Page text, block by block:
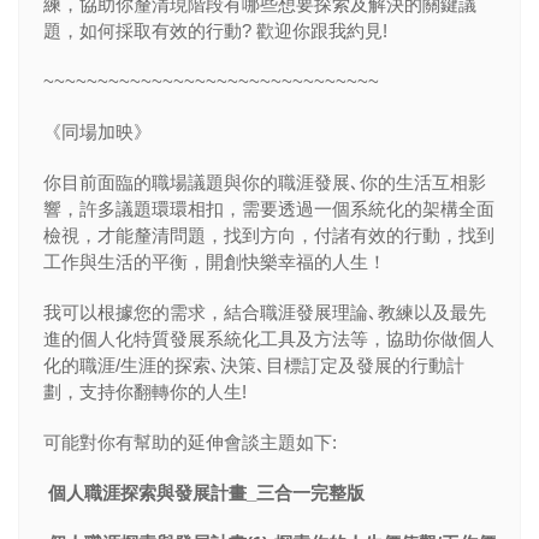
題，如何採取有效的行動? 歡迎你跟我約見!
~~~~~~~~~~~~~~~~~~~~~~~~~~~~~~~
《同場加映》
你目前面臨的職場議題與你的職涯發展､你的生活互相影
響，許多議題環環相扣，需要透過一個系統化的架構全面
檢視，才能釐清問題，找到方向，付諸有效的行動，找到
工作與生活的平衡，開創快樂幸福的人生！
我可以根據您的需求，結合職涯發展理論､教練以及最先
進的個人化特質發展系統化工具及方法等，協助你做個人
化的職涯/生涯的探索､決策､目標訂定及發展的行動計
劃，支持你翻轉你的人生!
可能對你有幫助的延伸會談主題如下:
個人職涯探索與發展計畫 三合一完整版